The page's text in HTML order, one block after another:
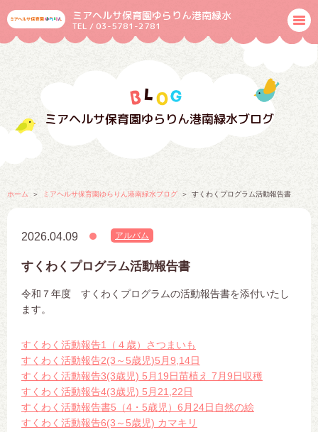
ミアヘルサ保育園ゆらりん港南緑水
TEL / 03-5781-2781
ミアヘルサ保育園ゆらりん港南緑水ブログ
ホーム ミアヘルサ保育園ゆらりん港南緑水ブログ すくわくプログラム活動報告書
2026.04.09 アルバム
すくわくプログラム活動報告書
令和７年度 すくわくプログラムの活動報告書を添付いたし
ます。
すくわく活動報告1（４歳）さつまいも
すくわく活動報告2(3～5歳児)5月9,14日
すくわく活動報告3(3歳児) 5月19日苗植え 7月9日収穫
すくわく活動報告4(3歳児) 5月21,22日
すくわく活動報告書5（4・5歳児）6月24日自然の絵
すくわく活動報告6(3～5歳児) カマキリ